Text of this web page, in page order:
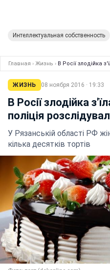
Интеллектуальная собственность
Главная › Жизнь › В Росії злодійка
ЖИЗНЬ 08 ноября 2016 · 19:33
В Росії злодійка
поліція
У Рязанській області РФ
кілька десятків тортів